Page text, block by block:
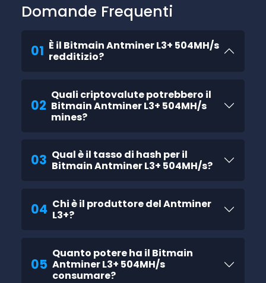
Domande Frequenti
01 È il Bitmain Antminer L3+ 504MH/s
redditizio?
02
Quali criptovalute potrebbero il
Bitmain Antminer L3+ 504MH/s
mines?
03 Qual è il tasso di hash per il
Bitmain Antminer L3+ 504MH/s?
04 Chi è il produttore del Antminer
L3+?
05
Quanto potere ha il Bitmain
Antminer L3+ 504MH/s
consumare?